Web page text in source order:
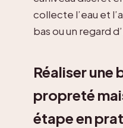
collecte l’eau et
bas ou un regard
Réaliser une
propreté
étape en